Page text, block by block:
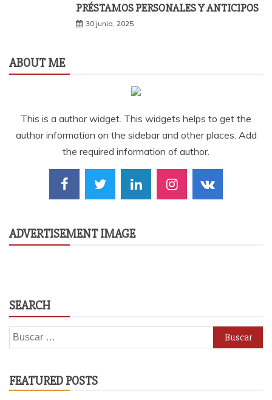
PRÉSTAMOS PERSONALES Y ANTICIPOS
30 junio, 2025
ABOUT ME
This is a author widget. This widgets helps to get the
author information on the sidebar and other places. Add
the required information of author.
ADVERTISEMENT IMAGE
SEARCH
Buscar:
FEATURED POSTS